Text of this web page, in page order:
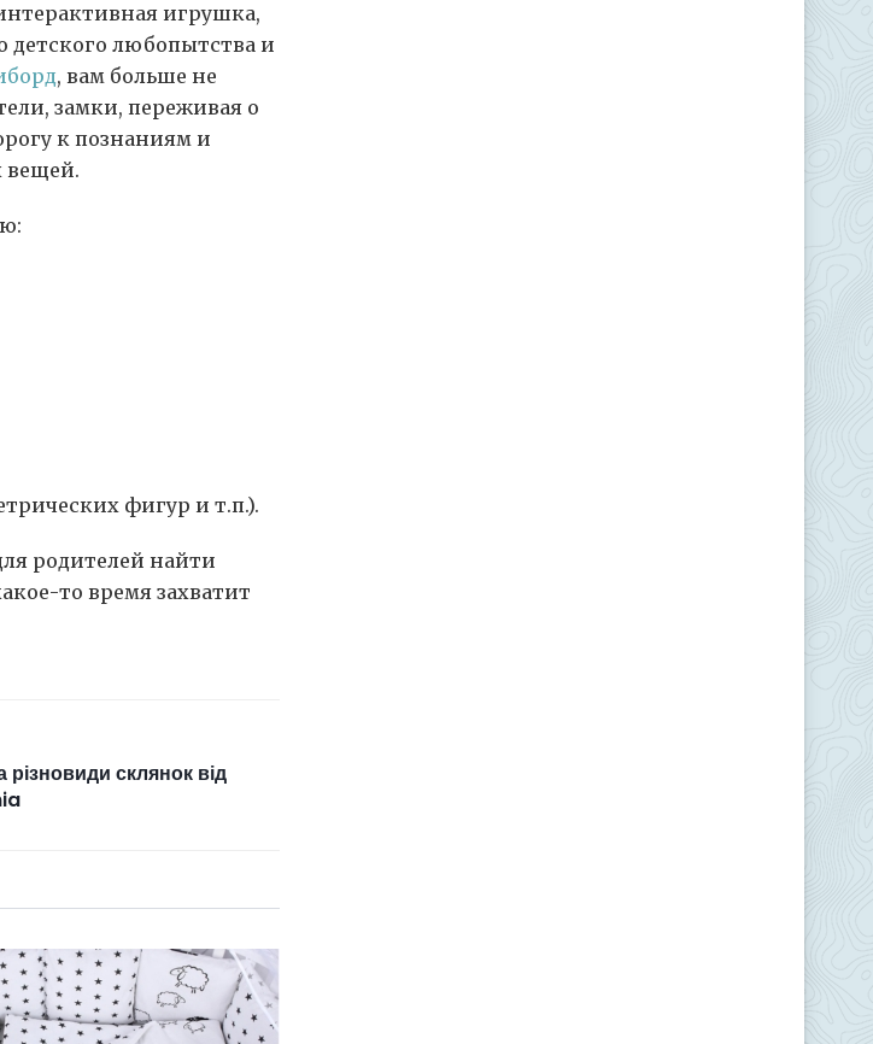
игрушка,
детского любопытства и
, вам больше не
замки, переживая о
к познаниям и
вещей.
фигур и т.п.).
родителей найти
то время захватит
різновиди склянок від